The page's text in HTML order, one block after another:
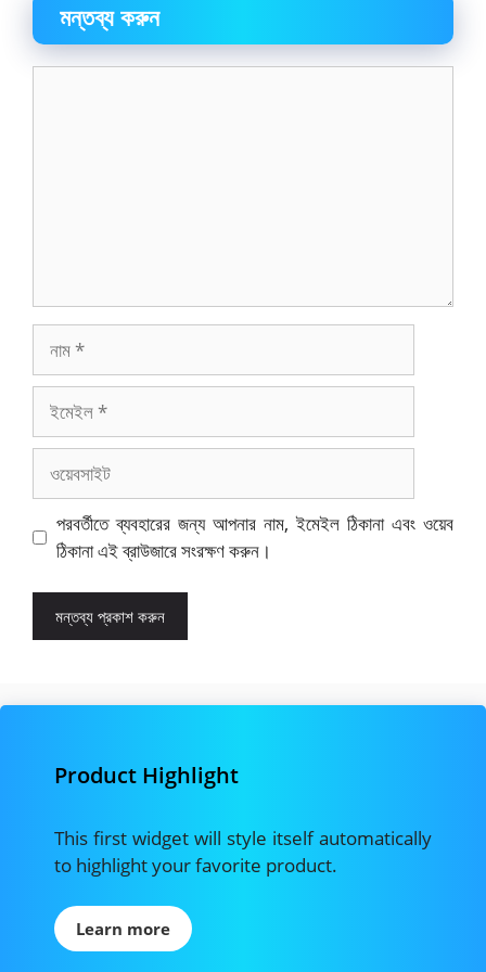
মন্তব্য করুন
ইমেইল
পরবর্তীতে ব্যবহারের জন্য আপনার নাম, ইমেইল ঠিকানা এবং ওয়েব
ঠিকানা এই ব্রাউজারে সংরক্ষণ করুন।
Product Highlight
This first widget will style itself automatically
to highlight your favorite product.
Learn more